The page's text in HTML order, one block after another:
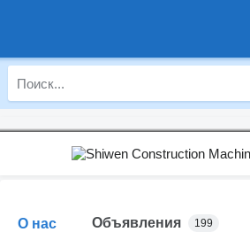
О нас Объявления 199